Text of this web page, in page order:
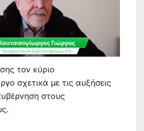
τον κύριο
σχετικά με τις αυξήσεις
στους